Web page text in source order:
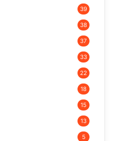
39
38
37
33
22
18
15
13
5